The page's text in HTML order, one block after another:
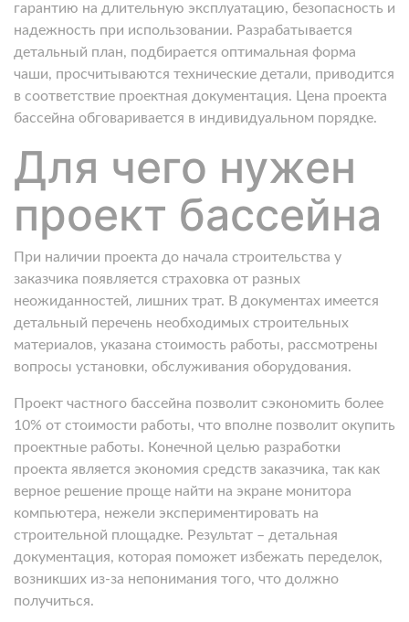
гарантию на длительную эксплуатацию, безопасность и
надежность при использовании. Разрабатывается
детальный план, подбирается оптимальная форма
чаши, просчитываются технические детали, приводится
в соответствие проектная документация. Цена проекта
бассейна обговаривается в индивидуальном порядке.
Для чего нужен
проект бассейна
При наличии проекта до начала строительства у
заказчика появляется страховка от разных
неожиданностей, лишних трат. В документах имеется
детальный перечень необходимых строительных
материалов, указана стоимость работы, рассмотрены
вопросы установки, обслуживания оборудования.
Проект частного бассейна позволит сэкономить более
10% от стоимости работы, что вполне позволит окупить
проектные работы. Конечной целью разработки
проекта является экономия средств заказчика, так как
верное решение проще найти на экране монитора
компьютера, нежели экспериментировать на
строительной площадке. Результат – детальная
документация, которая поможет избежать переделок,
возникших из-за непонимания того, что должно
получиться.